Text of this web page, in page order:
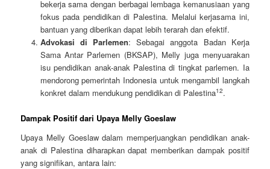
bekerja sama dengan berbagai lembaga kemanusiaan yang
fokus pada pendidikan di Palestina. Melalui kerjasama ini,
bantuan yang diberikan dapat lebih terarah dan efektif.
Advokasi di Parlemen: Sebagai anggota Badan Kerja
Sama Antar Parlemen (BKSAP), Melly juga menyuarakan
isu pendidikan anak-anak Palestina di tingkat parlemen. Ia
mendorong pemerintah Indonesia untuk mengambil langkah
konkret dalam mendukung pendidikan di Palestina12.
Dampak Positif dari Upaya Melly Goeslaw
Upaya Melly Goeslaw dalam memperjuangkan pendidikan anak-
anak di Palestina diharapkan dapat memberikan dampak positif
yang signifikan, antara lain: